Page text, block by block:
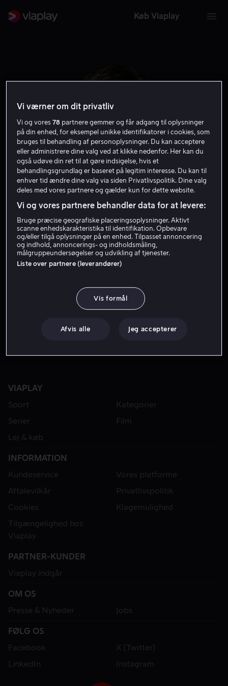
Køb Viaplay
Adrian Bower
Skuespiller
VIAPLAY
Sport
Kategorier
Serier
Film
Lej & køb
INFORMATION
Kundeservice
Vores platforme
Aftalevilkår
Privatlivspolitik
Cookies
Klagemulighed
Tilgængelighed hos
Viaplay
PARTNER-KUNDER
Viaplay indgår
OM OS
Presse & Nyheder
Jobs
FØLG OS
Facebook
X (Twitter)
LinkedIn
Instagram
Vi værner om dit privatliv
Vi og vores78 partnere gemmer og får adgang til oplysninger
på din enhed, for eksempel unikke identifikatorer i cookies, som
bruges til behandling af personoplysninger. Du kan acceptere
eller administrere dine valg ved at klikke nedenfor. Her kan du
også udøve din ret til at gøre indsigelse, hvis et
behandlingsgrundlag er baseret på legitim interesse. Du kan til
enhver tid ændre dine valg via siden Privatlivspolitik. Dine valg
deles med vores partnere og gælder kun for dette website.
Vi og vores partnere behandler data for at levere:
Bruge præcise geografiske placeringsoplysninger. Aktivt
scanne enhedskarakteristika til identifikation. Opbevare
og/eller tilgå oplysninger på en enhed. Tilpasset annoncering
og indhold, annoncerings- og indholdsmåling,
målgruppeundersøgelser og udvikling af tjenester.
Liste over partnere (leverandører)
Vis formål
Afvis alle Jeg accepterer